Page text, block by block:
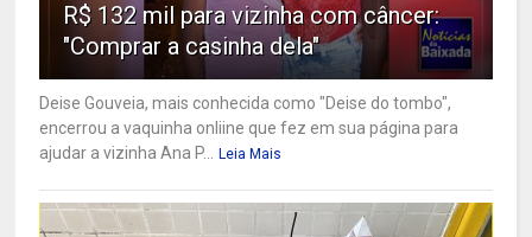
R$ 132 mil para vizinha com câncer:
"Comprar a casinha dela"
Deise Gouveia, mais conhecida como "Deise do tombo",
encerrou a vaquinha onliine que fez em sua página para
ajudar a vizinha Ana P...
Leia Mais